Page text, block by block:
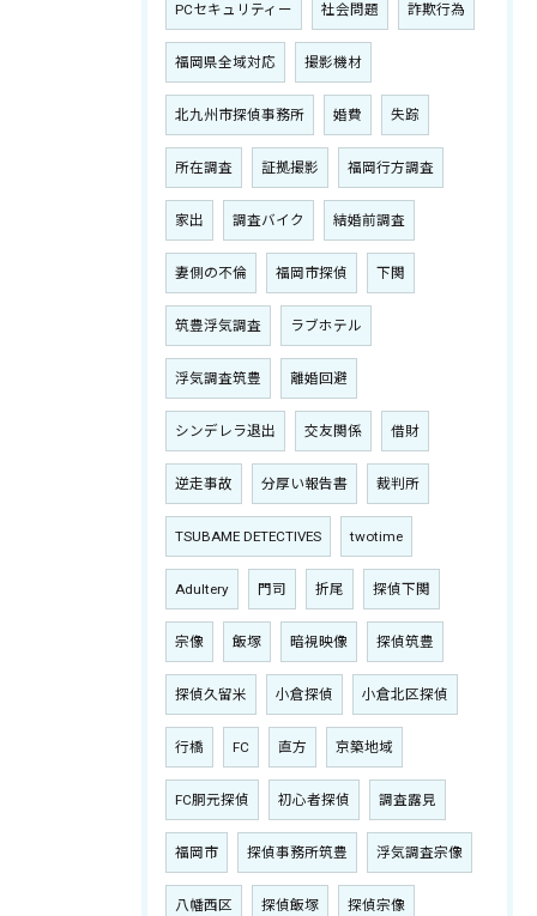
PCセキュリティー 社会問題 詐欺行為
福岡県全域対応 撮影機材
北九州市探偵事務所 婚費 失踪
所在調査 証拠撮影 福岡行方調査
家出 調査バイク 結婚前調査
妻側の不倫 福岡市探偵 下関
筑豊浮気調査 ラブホテル
浮気調査筑豊 離婚回避
シンデレラ退出 交友関係 借財
逆走事故 分厚い報告書 裁判所
TSUBAME DETECTIVES twotime
Adultery 門司 折尾 探偵下関
宗像 飯塚 暗視映像 探偵筑豊
探偵久留米 小倉探偵 小倉北区探偵
行橋 FC 直方 京築地域
FC胴元探偵 初心者探偵 調査露見
福岡市 探偵事務所筑豊 浮気調査宗像
八幡西区 探偵飯塚 探偵宗像